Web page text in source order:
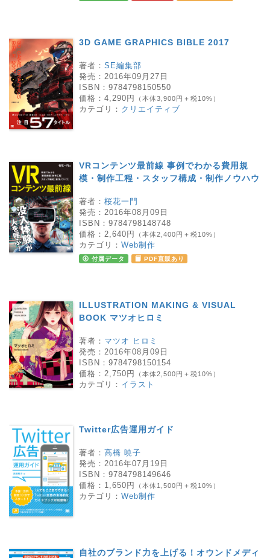
3D GAME GRAPHICS BIBLE 2017
著者： SE編集部
発売： 2016年09月27日
ISBN： 9784798150550
価格： 4,290円 （本体3,900円＋税10%）
カテゴリ： クリエイティブ
VRコンテンツ最前線 事例でわかる費用規
模・制作工程・スタッフ構成・制作ノウハウ
著者： 桜花一門
発売： 2016年08月09日
ISBN： 9784798148748
価格： 2,640円 （本体2,400円＋税10%）
カテゴリ： Web制作
付属データ PDF直販あり
ILLUSTRATION MAKING & VISUAL
BOOK マツオヒロミ
著者： マツオ ヒロミ
発売： 2016年08月09日
ISBN： 9784798150154
価格： 2,750円 （本体2,500円＋税10%）
カテゴリ： イラスト
Twitter広告運用ガイド
著者： 高橋 暁子
発売： 2016年07月19日
ISBN： 9784798149646
価格： 1,650円 （本体1,500円＋税10%）
カテゴリ： Web制作
自社のブランド力を上げる！オウンドメディ